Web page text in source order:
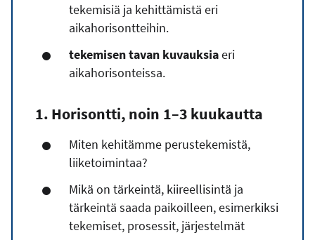
tekemisiä ja kehittämistä eri
aikahorisontteihin.
tekemisen tavan kuvauksiaeri
aikahorisonteissa.
1. Horisontti, noin 1–3 kuukautta
Miten kehitämme perustekemistä,
liiketoimintaa?
Mikä on tärkeintä, kiireellisintä ja
tärkeintä saada paikoilleen, esimerkiksi
tekemiset, prosessit, järjestelmät